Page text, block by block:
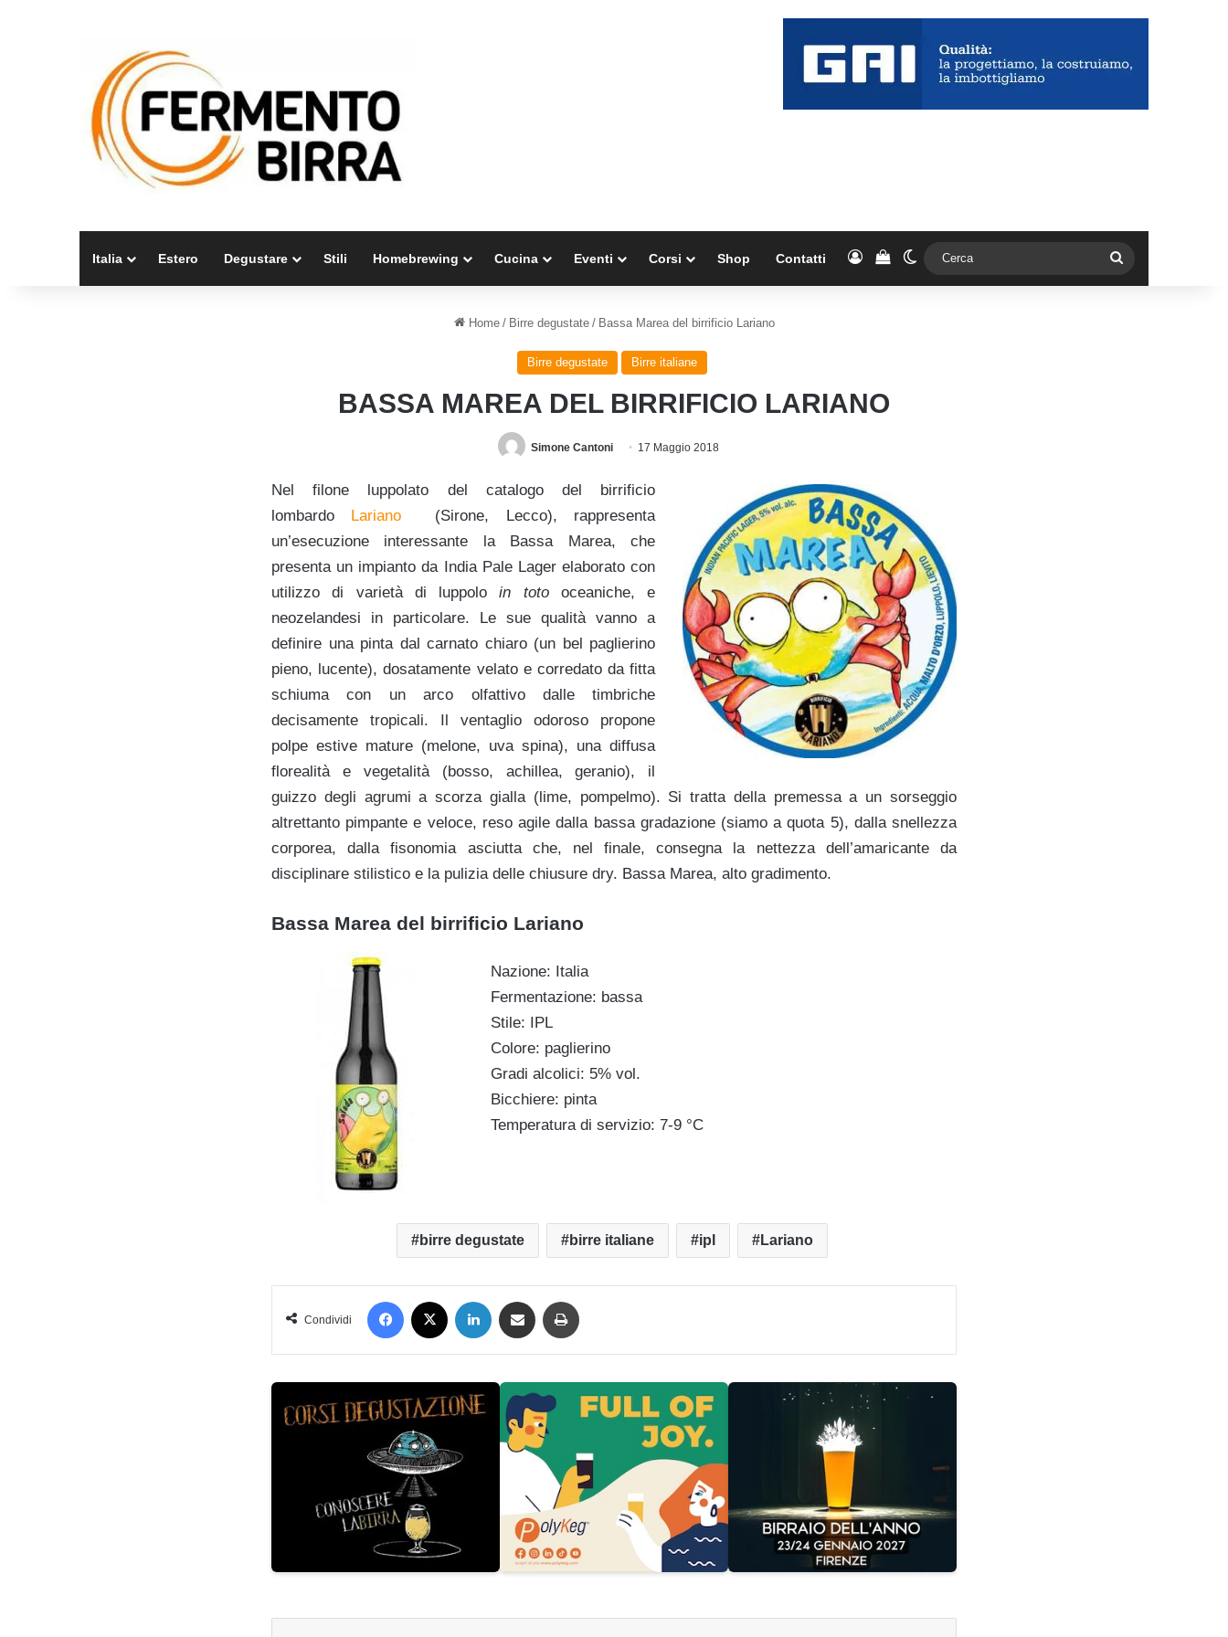
Italia Estero Degustare Stili Homebrewing Cucina Eventi Corsi Shop Contatti AccediVedi il carrello
Cambia aspetto
Home / Birre degustate / Bassa Marea del birrificio Lariano
Birre degustate Birre italiane
BASSA MAREA DEL BIRRIFICIO LARIANO
Simone Cantoni 17 Maggio 2018
Nel filone luppolato del catalogo del birrificio
lombardo
Lariano (Sirone, Lecco), rappresenta
un’esecuzione interessante la Bassa Marea, che
presenta un impianto da India Pale Lager elaborato con
utilizzo di varietà di luppoloin totooceaniche, e
neozelandesi in particolare. Le sue qualità vanno a
definire una pinta dal carnato chiaro (un bel paglierino
pieno, lucente), dosatamente velato e corredato da fitta
schiuma con un arco olfattivo dalle timbriche
decisamente tropicali. Il ventaglio odoroso propone
polpe estive mature (melone, uva spina), una diffusa
florealità e vegetalità (bosso, achillea, geranio), il
guizzo degli agrumi a scorza gialla (lime, pompelmo). Si tratta della premessa a un sorseggio
altrettanto pimpante e veloce, reso agile dalla bassa gradazione (siamo a quota 5), dalla snellezza
corporea, dalla fisonomia asciutta che, nel finale, consegna la nettezza dell’amaricante da
disciplinare stilistico e la pulizia delle chiusure dry. Bassa Marea, alto gradimento.
Bassa Marea del birrificio Lariano
Nazione: Italia
Fermentazione: bassa
Stile: IPL
Colore: paglierino
Gradi alcolici: 5% vol.
Bicchiere: pinta
Temperatura di servizio: 7-9 °C
birre degustate birre italiane ipl Lariano
Condividi
Facebook LinkedIn Condividi via mail